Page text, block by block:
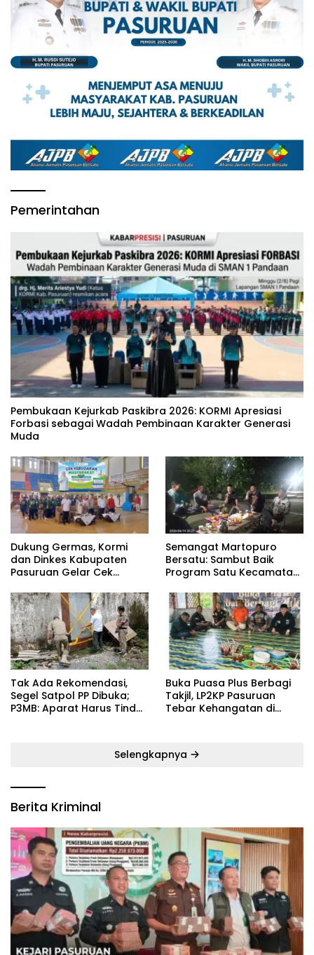
Pemerintahan
‎Pembukaan Kejurkab Paskibra 2026: KORMI Apresiasi
Forbasi sebagai Wadah Pembinaan Karakter Generasi
Muda
Dukung Germas, Kormi
dan Dinkes Kabupaten
Pasuruan Gelar Cek
Semangat Martopuro
Bersatu: Sambut Baik
Program Satu Kecamatan
Kebangkitan Persekabpas
‎Tak Ada Rekomendasi,
Segel Satpol PP Dibuka;
P3MB: Aparat Harus Tindak
‎Buka Puasa Plus Berbagi
Takjil, LP2KP Pasuruan
Tebar Kehangatan di
Selengkapnya
Berita Kriminal